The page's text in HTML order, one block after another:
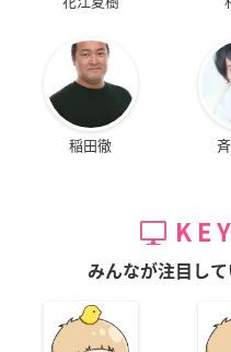
稲田徹
みんなが注目し